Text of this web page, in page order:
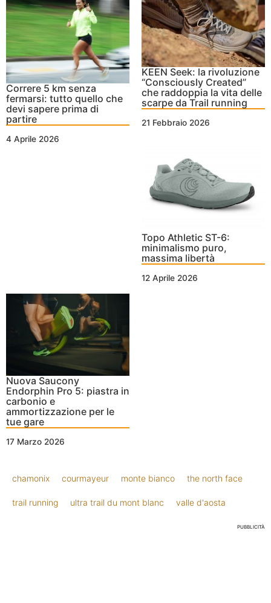
Correre 5 km senza
fermarsi: tutto quello che
devi sapere prima di
partire
4 Aprile 2026
KEEN Seek: la rivoluzione
“Consciously Created”
che raddoppia la vita delle
scarpe da Trail running
21 Febbraio 2026
Topo Athletic ST-6:
minimalismo puro,
massima libertà
12 Aprile 2026
Nuova Saucony
Endorphin Pro 5: piastra in
carbonio e
ammortizzazione per le
tue gare
17 Marzo 2026
chamonix courmayeur monte bianco the north face
trail running ultra trail du mont blanc valle d'aosta
PUBBLICITÀ